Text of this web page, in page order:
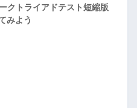
クトライアドテスト短縮版
みよう